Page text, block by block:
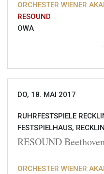
ORCHESTER WIENER
RESOUND
OWA
DO, 18. MAI 2017
RUHRFESTSPIELE
FESTSPIELHAUS,
RESOUND
ORCHESTER WIENER